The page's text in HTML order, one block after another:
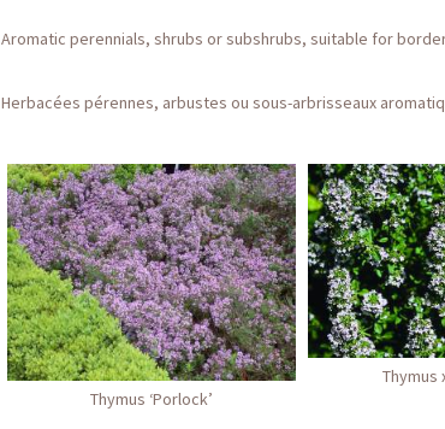
Aromatic perennials, shrubs or subshrubs, suitable for
Herbacées pérennes, arbustes ou sous-arbrisseaux
Thymus ‘Porlock’
Thymus